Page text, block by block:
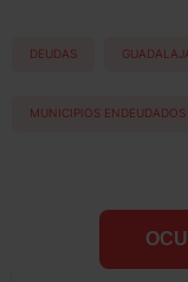
DEUDAS
MUNICIPIOS ENDEUDADOS